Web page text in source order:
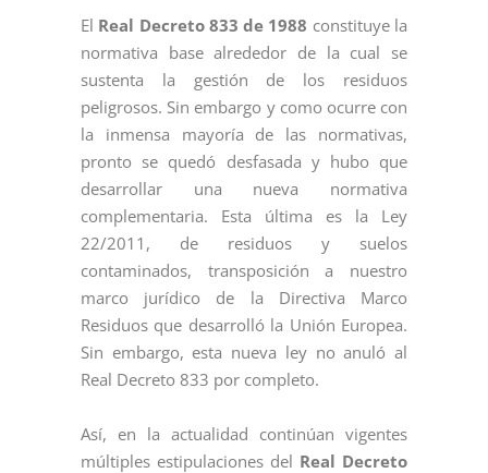
El Real Decreto 833 de 1988 constituye la
normativa base alrededor de la cual se
sustenta la gestión de los residuos
peligrosos. Sin embargo y como ocurre con
la inmensa mayoría de las normativas,
pronto se quedó desfasada y hubo que
desarrollar una nueva normativa
complementaria. Esta última es la Ley
22/2011, de residuos y suelos
contaminados, transposición a nuestro
marco jurídico de la Directiva Marco
Residuos que desarrolló la Unión Europea.
Sin embargo, esta nueva ley no anuló al
Real Decreto 833 por completo.
Así, en la actualidad continúan vigentes
múltiples estipulaciones del Real Decreto